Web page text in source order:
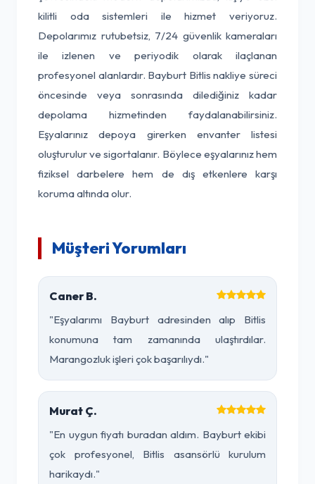
kilitli oda sistemleri ile hizmet veriyoruz.
Depolarımız rutubetsiz, 7/24 güvenlik kameraları
ile izlenen ve periyodik olarak ilaçlanan
profesyonel alanlardır. Bayburt Bitlis nakliye süreci
öncesinde veya sonrasında dilediğiniz kadar
depolama hizmetinden faydalanabilirsiniz.
Eşyalarınız depoya girerken envanter listesi
oluşturulur ve sigortalanır. Böylece eşyalarınız hem
fiziksel darbelere hem de dış etkenlere karşı
koruma altında olur.
Müşteri Yorumları
Caner B.
"Eşyalarımı Bayburt adresinden alıp Bitlis
konumuna tam zamanında ulaştırdılar.
Marangozluk işleri çok başarılıydı."
Murat Ç.
"En uygun fiyatı buradan aldım. Bayburt ekibi
çok profesyonel, Bitlis asansörlü kurulum
harikaydı."